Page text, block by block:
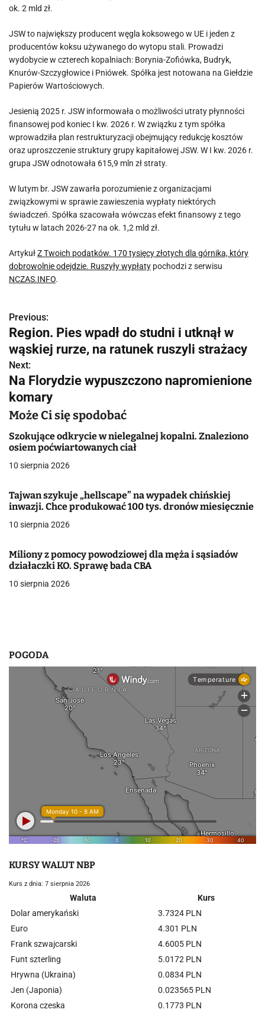
ok. 2 mld zł.
JSW to największy producent węgla koksowego w UE i jeden z
producentów koksu używanego do wytopu stali. Prowadzi
wydobycie w czterech kopalniach: Borynia-Zofiówka, Budryk,
Knurów-Szczygłowice i Pniówek. Spółka jest notowana na Giełdzie
Papierów Wartościowych.
Jesienią 2025 r. JSW informowała o możliwości utraty płynności
finansowej pod koniec I kw. 2026 r. W związku z tym spółka
wprowadziła plan restrukturyzacji obejmujący redukcję kosztów
oraz uproszczenie struktury grupy kapitałowej JSW. W I kw. 2026 r.
grupa JSW odnotowała 615,9 mln zł straty.
W lutym br. JSW zawarła porozumienie z organizacjami
związkowymi w sprawie zawieszenia wypłaty niektórych
świadczeń. Spółka szacowała wówczas efekt finansowy z tego
tytułu w latach 2026-27 na ok. 1,2 mld zł.
ArtykułZ Twoich podatków. 170 tysięcy złotych dla górnika, który
dobrowolnie odejdzie. Ruszyły wypłaty pochodzi z serwisu
NCZAS.INFO.
N
a
w
i
g
a
c
a
w
i
s
Previous:
Region. Pies wpadł do studni i utknął w
wąskiej rurze, na ratunek ruszyli strażacy
Next:
Na Florydzie wypuszczono napromienione
komary
Może Ci się spodobać
Szokujące odkrycie w nielegalnej kopalni. Znaleziono
osiem poćwiartowanych ciał
10 sierpnia 2026
Tajwan szykuje „hellscape” na wypadek chińskiej
inwazji. Chce produkować 100 tys. dronów miesięcznie
10 sierpnia 2026
Miliony z pomocy powodziowej dla męża i sąsiadów
działaczki KO. Sprawę bada CBA
10 sierpnia 2026
POGODA
KURSY WALUT NBP
Kurs z dnia: 7 sierpnia 2026
Waluta
Kurs
Dolar amerykański
3.7324 PLN
Euro
4.301 PLN
Frank szwajcarski
4.6005 PLN
Funt szterling
5.0172 PLN
Hrywna (Ukraina)
0.0834 PLN
Jen (Japonia)
0.023565 PLN
Korona czeska
0.1773 PLN